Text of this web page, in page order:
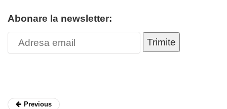
Abonare la newsletter:
Trimite
Previous